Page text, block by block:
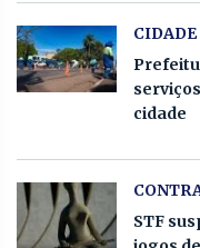
cidade
STF